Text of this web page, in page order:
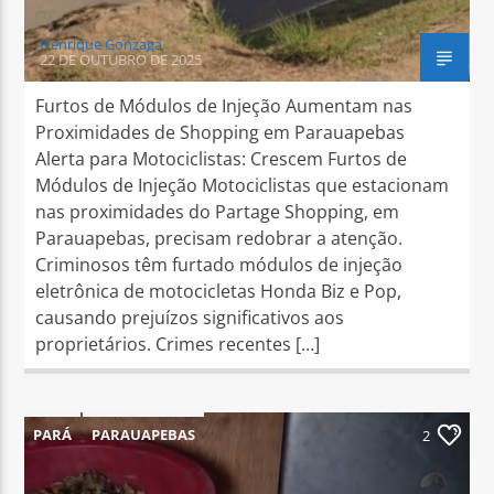
Henrique Gonzaga
22 DE OUTUBRO DE 2025
Furtos de Módulos de Injeção Aumentam nas
Proximidades de Shopping em Parauapebas
Alerta para Motociclistas: Crescem Furtos de
Módulos de Injeção Motociclistas que estacionam
nas proximidades do Partage Shopping, em
Parauapebas, precisam redobrar a atenção.
Criminosos têm furtado módulos de injeção
eletrônica de motocicletas Honda Biz e Pop,
causando prejuízos significativos aos
proprietários. Crimes recentes […]
PARÁ PARAUAPEBAS 2